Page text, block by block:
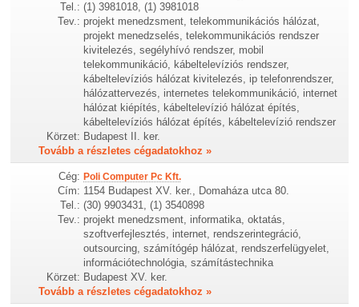
Tel.: (1) 3981018, (1) 3981018
Tev.: projekt menedzsment, telekommunikációs hálózat,
projekt menedzselés, telekommunikációs rendszer
kivitelezés, segélyhívó rendszer, mobil
telekommunikáció, kábeltelevíziós rendszer,
kábeltelevíziós hálózat kivitelezés, ip telefonrendszer,
hálózattervezés, internetes telekommunikáció, internet
hálózat kiépítés, kábeltelevízió hálózat építés,
kábeltelevíziós hálózat építés, kábeltelevízió rendszer
Körzet: Budapest II. ker.
Tovább a részletes cégadatokhoz »
Cég: Poli Computer Pc Kft.
Cím: 1154 Budapest XV. ker., Domaháza utca 80.
Tel.: (30) 9903431, (1) 3540898
Tev.: projekt menedzsment, informatika, oktatás,
szoftverfejlesztés, internet, rendszerintegráció,
outsourcing, számítógép hálózat, rendszerfelügyelet,
információtechnológia, számítástechnika
Körzet: Budapest XV. ker.
Tovább a részletes cégadatokhoz »